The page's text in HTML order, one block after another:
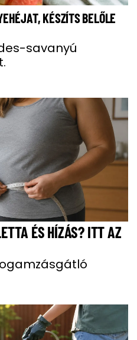
KÉSZÍTS BELŐLE
savanyú
ÉS HÍZÁS? ITT AZ